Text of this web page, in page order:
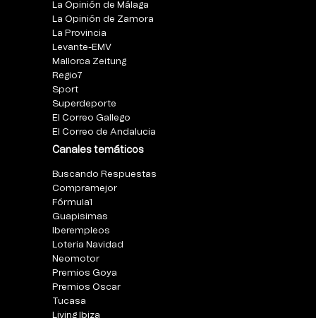
La Opinión de Málaga
La Opinión de Zamora
La Provincia
Levante-EMV
Mallorca Zeitung
Regio7
Sport
Superdeporte
El Correo Gallego
El Correo de Andalucia
Canales temáticos
Buscando Respuestas
Compramejor
Fórmula1
Guapisimas
Iberempleos
Loteria Navidad
Neomotor
Premios Goya
Premios Oscar
Tucasa
Living Ibiza